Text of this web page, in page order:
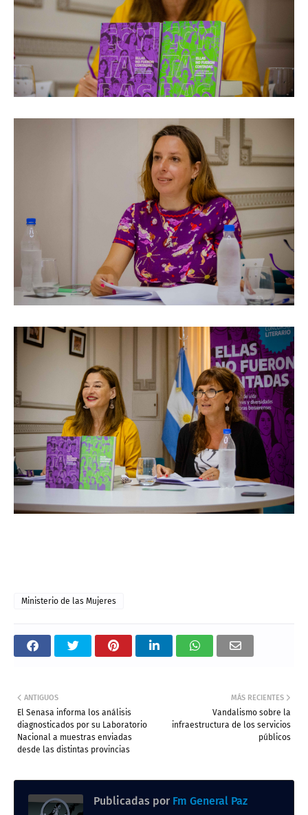
Ministerio de las Mujeres
MÁS RECIENTES
Vandalismo sobre la
infraestructura de los servicios
públicos
ANTIGUOS
El Senasa informa los análisis
diagnosticados por su Laboratorio
Nacional a muestras enviadas
desde las distintas provincias
Publicadas por Fm General Paz